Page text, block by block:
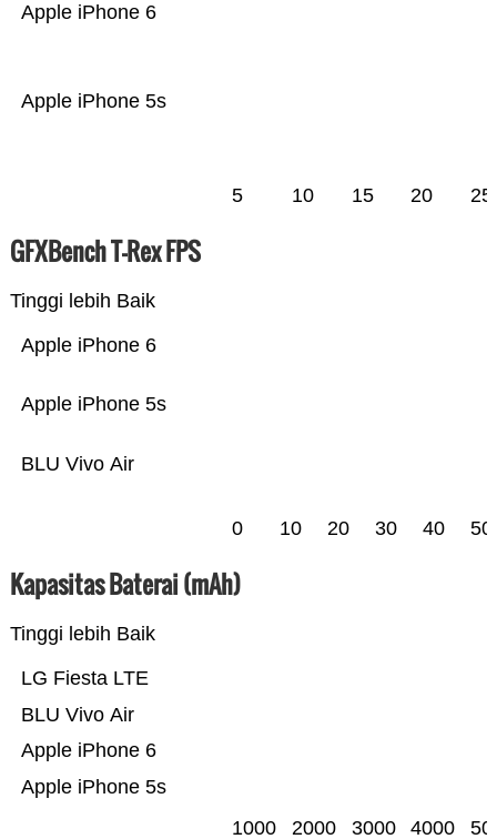
Apple iPhone 5s
Apple iPhone 6
5 10 15 20 25
GFXBench T-Rex FPS
Tinggi lebih Baik
BLU Vivo Air
Apple iPhone 5s
Apple iPhone 6
0 10 20 30 40 50
Kapasitas Baterai (mAh)
Tinggi lebih Baik
Apple iPhone 5s
Apple iPhone 6
BLU Vivo Air
LG Fiesta LTE
1000 2000 3000 4000